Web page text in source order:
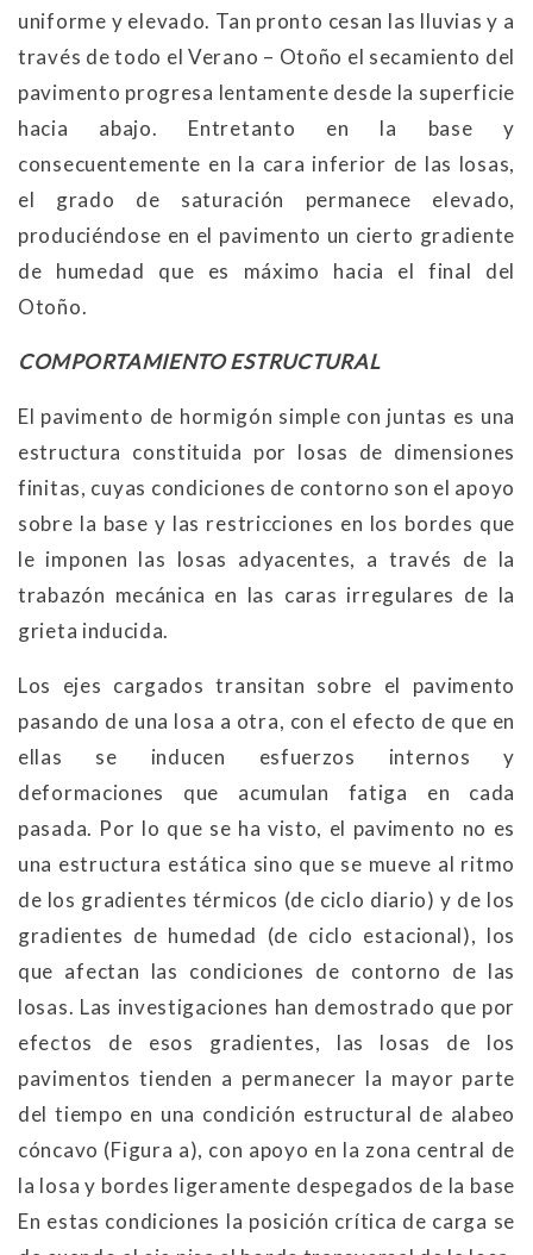
uniforme y elevado. Tan pronto cesan las lluvias y a
través de todo el Verano – Otoño el secamiento del
pavimento progresa lentamente desde la superficie
hacia abajo. Entretanto en la base y
consecuentemente en la cara inferior de las losas,
el grado de saturación permanece elevado,
produciéndose en el pavimento un cierto gradiente
de humedad que es máximo hacia el final del
Otoño.
COMPORTAMIENTO ESTRUCTURAL
El pavimento de hormigón simple con juntas es una
estructura constituida por losas de dimensiones
finitas, cuyas condiciones de contorno son el apoyo
sobre la base y las restricciones en los bordes que
le imponen las losas adyacentes, a través de la
trabazón mecánica en las caras irregulares de la
grieta inducida.
Los ejes cargados transitan sobre el pavimento
pasando de una losa a otra, con el efecto de que en
ellas se inducen esfuerzos internos y
deformaciones que acumulan fatiga en cada
pasada. Por lo que se ha visto, el pavimento no es
una estructura estática sino que se mueve al ritmo
de los gradientes térmicos (de ciclo diario) y de los
gradientes de humedad (de ciclo estacional), los
que afectan las condiciones de contorno de las
losas. Las investigaciones han demostrado que por
efectos de esos gradientes, las losas de los
pavimentos tienden a permanecer la mayor parte
del tiempo en una condición estructural de alabeo
cóncavo (Figura a), con apoyo en la zona central de
la losa y bordes ligeramente despegados de la base
En estas condiciones la posición crítica de carga se